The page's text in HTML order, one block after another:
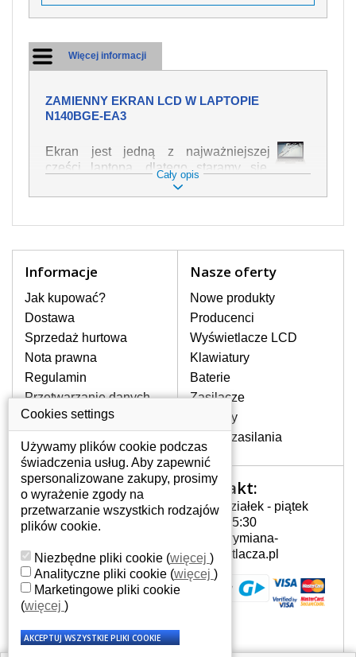
Więcej informacji
ZAMIENNY EKRAN LCD W LAPTOPIE
N140BGE-EA3
Ekran jest jedną z najważniejszej
części laptopa, dlatego staramy się,
żeby był jak najwyższej jakości. Służy
on do wyświetlania tekstu lub obrazu w
z nim z jak największą ostrożnością. Do
zaliczyć uszkodzenia mechaniczne np.
rozbity lub pęknięty ekran, następnie
pojawiające się pionowe pasy, ciemny
ekran, migotanie lub nierównomierną
jasność ekranu.
NAJWYZSZEJ JAKOŚCI!
W naszym magazynie przez
cały okres gwarancji posiadamy
wyłącznie wysokiej jakości
oryginalne matryce klasy A+ bez
wadliwych pikseli.
JAK WYBRAĆ ODPOWIEDNI EKRAN
DO LAPTOPA N140BGE-EA3?
Odpowiedni ekran można dobrać do
konkretnego modelu laptopa, którego
oznaczenie można znaleźć na naklejce
na spodzie laptopa lub pod baterią, bywa
również umieszczone na ramkach lub
pęknięty ekran został zdemontowany, w
Cały opis
Informacje
Jak kupować?
Dostawa
Sprzedaż hurtowa
Nota prawna
Regulamin
Przetwarzanie danych
osobowych
Gdzie nas znajdziesz
Nasze oferty
Nowe produkty
Producenci
Wyświetlacze LCD
Klawiatury
Baterie
Zasilacze
Zawiasy
Złącza zasilania
Twoje konto
Twoje konto
Dane osobowe
Adresy
Historia zamówień
Kontakt:
Poniedziałek - piątek
7:00 - 15:30
info@wymiana-
wyswietlacza.pl
Cookies settings
Używamy plików cookie podczas
świadczenia usług. Aby zapewnić
spersonalizowane zakupy, prosimy
o wyrażenie zgody na
przetwarzanie wszystkich rodzajów
plików cookie.
Niezbędne pliki cookie (więcej )
Analityczne pliki cookie (więcej )
Marketingowe pliki cookie
(więcej )